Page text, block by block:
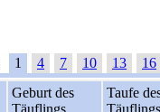
1 4 7 10 13
16
Geburt des
Täuflings
Taufe
Täuflings